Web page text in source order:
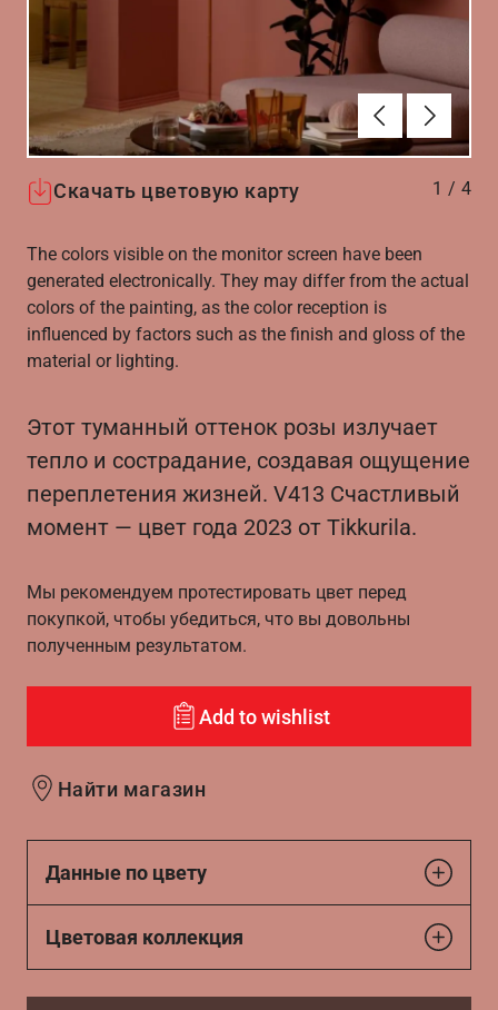
АлдыңғыВперёд
Скачать цветовую карту 1 / 4
The colors visible on the monitor screen have been
generated electronically. They may differ from the actual
colors of the painting, as the color reception is
influenced by factors such as the finish and gloss of the
material or lighting.
Этот туманный оттенок розы излучает
тепло и сострадание, создавая ощущение
переплетения жизней. V413 Счастливый
момент — цвет года 2023 от Tikkurila.
Мы рекомендуем протестировать цвет перед
покупкой, чтобы убедиться, что вы довольны
полученным результатом.
Add to wishlist
Найти магазин
Данные по цвету
Цветовая коллекция